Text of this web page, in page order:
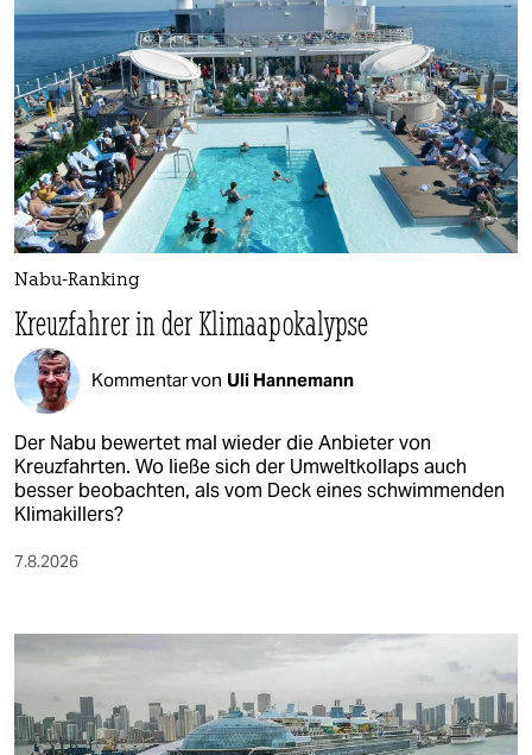
Nabu-Ranking
Kreuzfahrer in der Klimaapokalypse
Kommentar von Uli Hannemann
Der Nabu bewertet mal wieder die Anbieter von
Kreuzfahrten. Wo ließe sich der Umweltkollaps auch
besser beobachten, als vom Deck eines schwimmenden
Klimakillers?
7.8.2026